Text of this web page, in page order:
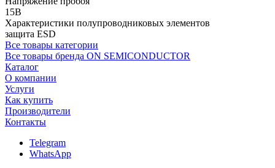
15В
Характеристики полупроводниковых элементов
защита ESD
Все товары категории
Все товары бренда ON SEMICONDUCTOR
Каталог
О компании
Услуги
Как купить
Производители
Контакты
Telegram
WhatsApp